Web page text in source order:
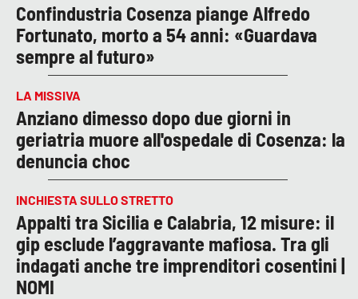
Confindustria Cosenza piange Alfredo
Fortunato, morto a 54 anni: «Guardava
sempre al futuro»
LA MISSIVA
Anziano dimesso dopo due giorni in
geriatria muore all'ospedale di Cosenza: la
denuncia choc
INCHIESTA SULLO STRETTO
Appalti tra Sicilia e Calabria, 12 misure: il
gip esclude l’aggravante mafiosa. Tra gli
indagati anche tre imprenditori cosentini |
NOMI